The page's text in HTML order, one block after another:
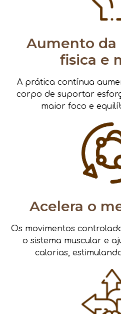
Aumento da
fisica e
A prática contínua
corpo de suportar
maior foco e
Acelera o
Os movimentos
o sistema muscular e
calorias,